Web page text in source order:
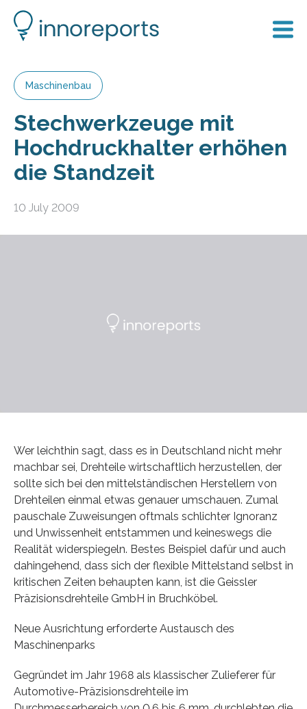
Maschinenbau
Stechwerkzeuge mit
Hochdruckhalter erhöhen
die Standzeit
10 July 2009
Wer leichthin sagt, dass es in Deutschland nicht mehr
machbar sei, Drehteile wirtschaftlich herzustellen, der
sollte sich bei den mittelständischen Herstellern von
Drehteilen einmal etwas genauer umschauen. Zumal
pauschale Zuweisungen oftmals schlichter Ignoranz
und Unwissenheit entstammen und keineswegs die
Realität widerspiegeln. Bestes Beispiel dafür und auch
dahingehend, dass sich der flexible Mittelstand selbst in
kritischen Zeiten behaupten kann, ist die Geissler
Präzisionsdrehteile GmbH in Bruchköbel.
Neue Ausrichtung erforderte Austausch des
Maschinenparks
Gegründet im Jahr 1968 als klassischer Zulieferer für
Automotive-Präzisionsdrehteile im